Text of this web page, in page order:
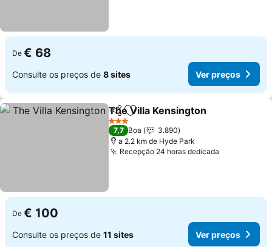
De € 68
Consulte os preços de 8 sites Ver preços
PartilharAdicionar aos favoritos
The Villa Kensington
3 Estrelas
7,7 Boa
3.890
a 2.2 km de Hyde Park
Recepção 24 horas dedicada
De € 100
Consulte os preços de 11 sites Ver preços